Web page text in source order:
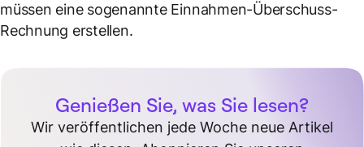
müssen eine sogenannte Einnahmen-Überschuss-
Rechnung erstellen.
Genießen Sie, was Sie lesen?
Wir veröffentlichen jede Woche neue Artikel